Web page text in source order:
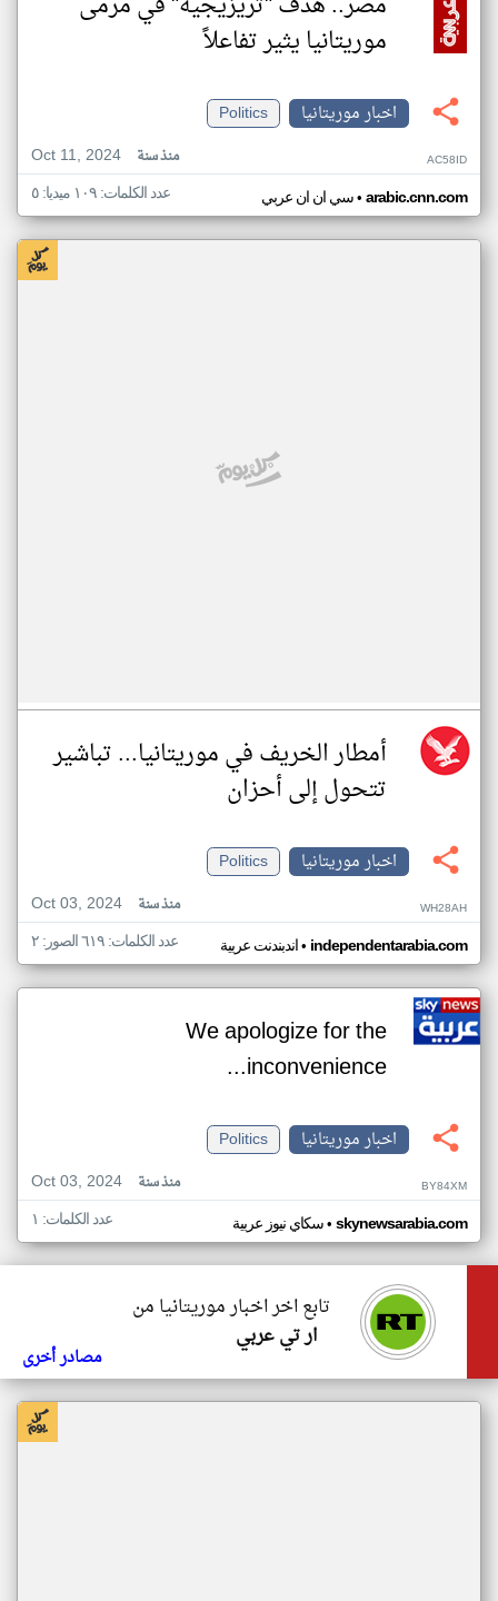
موريتانيا يثير تفاعلاً
اخبار موريتانيا
Politics
Oct 11, 2024
منذ سنة AC58ID
سي ان ان عربي• arabic.cnn.com عدد الكلمات: ١٠٩ ميديا: ٥
أمطار الخريف في موريتانيا... تباشير
تتحول إلى أحزان
اخبار موريتانيا
Politics
Oct 03, 2024
منذ سنة WH28AH
اندبندنت عربية• independentarabia.com عدد الكلمات: ٦١٩ الصور: ٢
We apologize for the
inconvenience...
اخبار موريتانيا
Politics
Oct 03, 2024
منذ سنة BY84XM
سكاي نيوز عربية• skynewsarabia.com عدد الكلمات: ١
تابع اخر اخبار موريتانيا من
ار تي عربي
مصادر أخرى